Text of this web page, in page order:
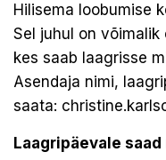
Hilisema loobumise
Sel juhul on
kes saab laagrisse
Asendaja nimi,
saata:
Laagripäevale